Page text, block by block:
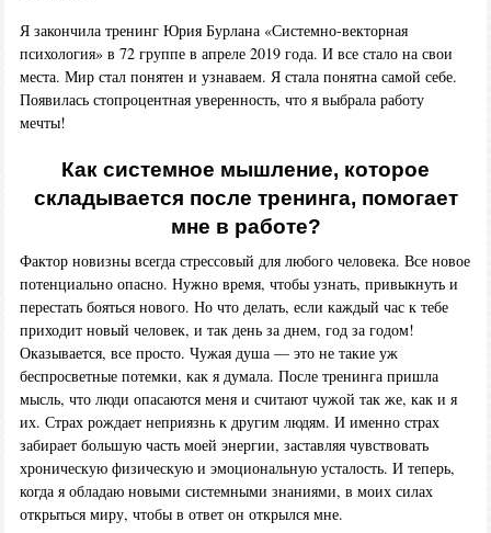
Я закончила тренинг Юрия Бурлана «Системно-векторная
психология» в 72 группе в апреле 2019 года. И все стало на свои
места. Мир стал понятен и узнаваем. Я стала понятна самой себе.
Появилась стопроцентная уверенность, что я выбрала работу
мечты!
Как системное мышление, которое
складывается после тренинга, помогает
мне в работе?
Фактор новизны всегда стрессовый для любого человека. Все новое
потенциально опасно. Нужно время, чтобы узнать, привыкнуть и
перестать бояться нового. Но что делать, если каждый час к тебе
приходит новый человек, и так день за днем, год за годом!
Оказывается, все просто. Чужая душа — это не такие уж
беспросветные потемки, как я думала. После тренинга пришла
мысль, что люди опасаются меня и считают чужой так же, как и я
их. Страх рождает неприязнь к другим людям. И именно страх
забирает большую часть моей энергии, заставляя чувствовать
хроническую физическую и эмоциональную усталость. И теперь,
когда я обладаю новыми системными знаниями, в моих силах
открыться миру, чтобы в ответ он открылся мне.